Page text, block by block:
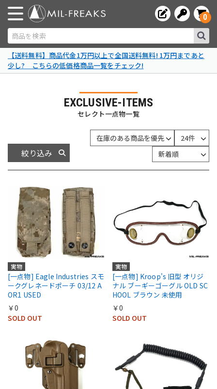
商品を検索
0
【送料無料】商品代金1万円以上で全国送料無料! 1万円まであと
少し? こちらの低価格商品一覧をチェック!
EXCLUSIVE-ITEMS
セレクト一点物一覧
絞り込み
実物
[一点物] Eagle Industries スモ
ークグレネードポーチ 03/12 A
OR1 USED
￥0
SOLD OUT
実物
[一点物] Kroop's 旧型 オリジ
ナル ブーギーゴーグル OLD SC
HOOL ブラウン 未使用
￥0
SOLD OUT